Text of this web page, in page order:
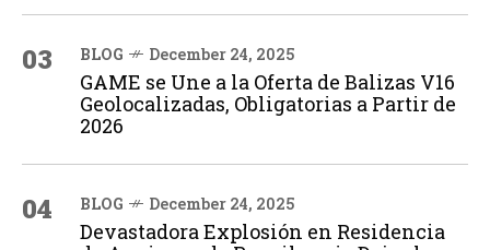
03 BLOG December 24, 2025
GAME se Une a la Oferta de Balizas V16
Geolocalizadas, Obligatorias a Partir de
2026
04 BLOG December 24, 2025
Devastadora Explosión en Residencia